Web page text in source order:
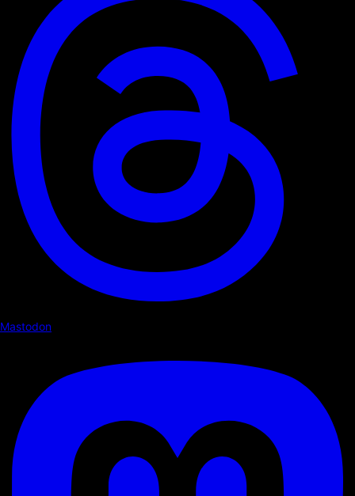
Mastodon